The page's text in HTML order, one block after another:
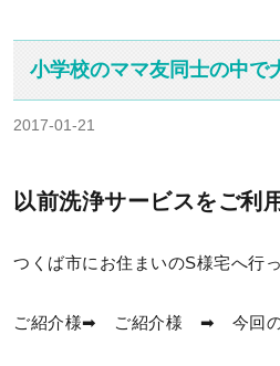
小学校のママ友同士の中
2017-01-21
以前洗浄サービスをご利
つくば市にお住まいのS様宅へ行
ご紹介様➡ ご紹介様 ➡ 今回の